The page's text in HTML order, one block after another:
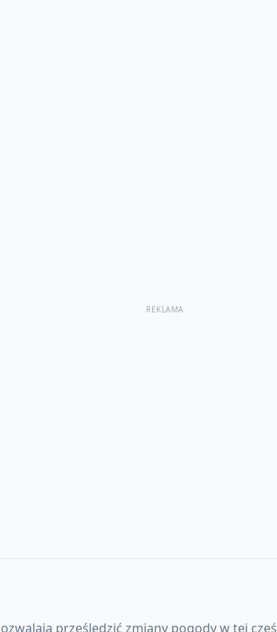
REKLAMA
prześledzić zmiany pogody w tej